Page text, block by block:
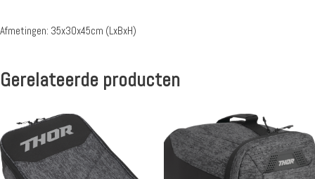
Afmetingen: 35x30x45cm (LxBxH)
Gerelateerde producten